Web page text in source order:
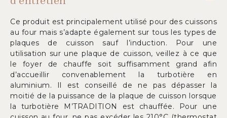
Ce produit est principalement utilisé pour des cuissons
au four mais s’adapte également sur tous les types de
plaques de cuisson sauf l’induction. Pour une
utilisation sur une plaque de cuisson, veillez à ce que
le foyer de chauffe soit suffisamment grand afin
d’accueillir convenablement la turbotière en
aluminium. Il est conseillé de ne pas dépasser la
moitié de la puissance de la plaque de cuisson lorsque
la turbotière M’TRADITION est chauffée. Pour une